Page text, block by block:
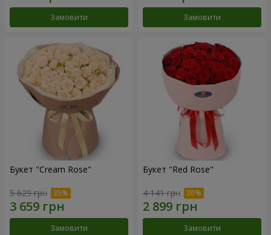
Замовити Замовити
Букет "Cream Rose"
5 629 грн
Замовити
Букет "Red Rose"
4 141 грн
Замовити